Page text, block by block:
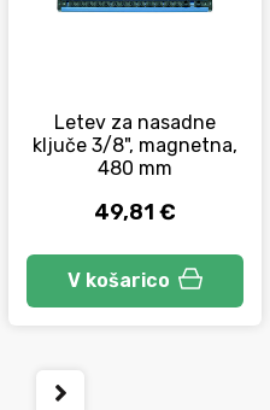
Letev za nasadne
ključe 3/8", magnetna,
480 mm
49,81 €
V košarico